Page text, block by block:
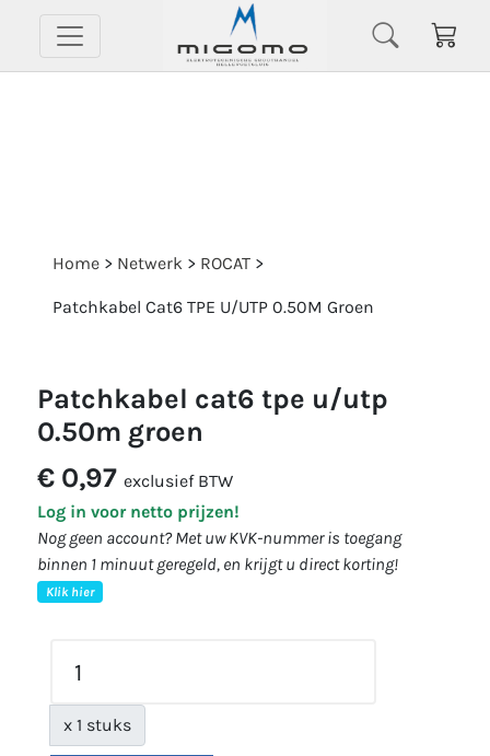
Home > Netwerk > ROCAT >
Patchkabel Cat6 TPE U/UTP 0.50M Groen
patchkabel cat6 tpe u/utp
0.50m groen
€ 0,97 exclusief BTW
Log in voor netto prijzen!
Nog geen account? Met uw KVK-nummer is toegang
binnen 1 minuut geregeld, en krijgt u direct korting!
Klik hier
x 1 stuks